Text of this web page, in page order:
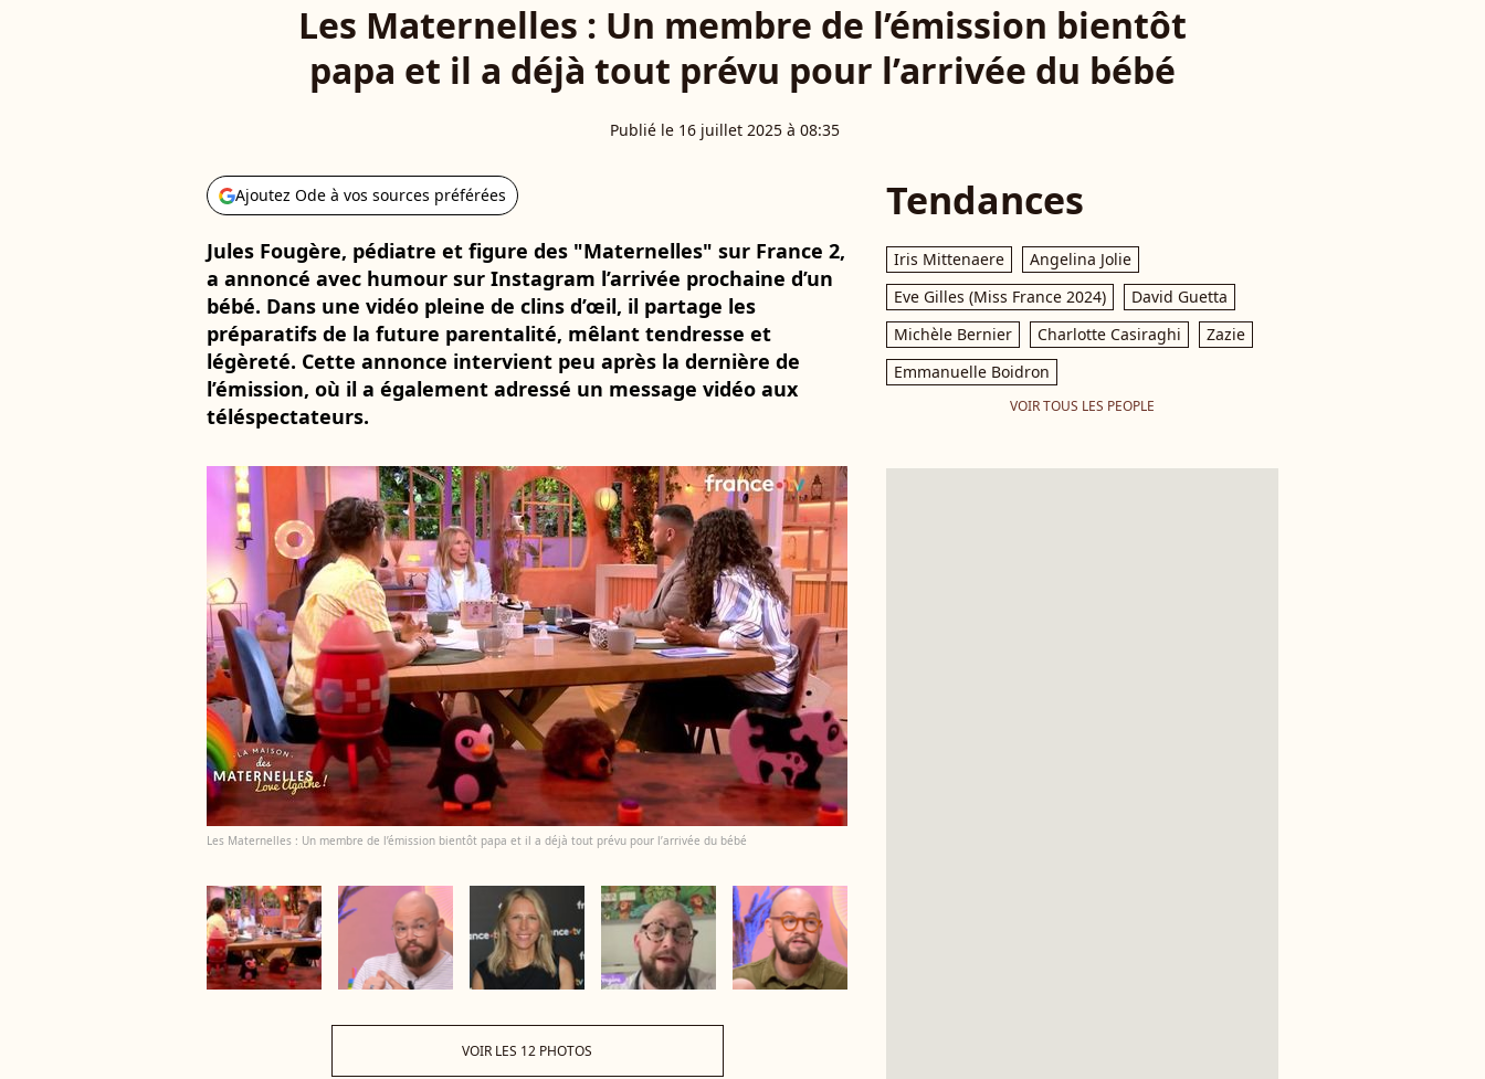
Les Maternelles : Un membre de l’émission bientôt
papa et il a déjà tout prévu pour l’arrivée du bébé
Publié le 16 juillet 2025 à 08:35
Ajoutez Ode à vos sources préférées
Jules Fougère, pédiatre et figure des "Maternelles" sur France 2,
a annoncé avec humour sur Instagram l’arrivée prochaine d’un
bébé. Dans une vidéo pleine de clins d’œil, il partage les
préparatifs de la future parentalité, mêlant tendresse et
légèreté. Cette annonce intervient peu après la dernière de
l’émission, où il a également adressé un message vidéo aux
téléspectateurs.
Les Maternelles : Un membre de l’émission bientôt papa et il a déjà tout prévu pour l’arrivée du bébé
VOIR LES 12 PHOTOS
Tendances
Iris Mittenaere
Angelina Jolie
Eve Gilles (Miss France 2024)
David Guetta
Michèle Bernier
Charlotte Casiraghi
Zazie
Emmanuelle Boidron
VOIR TOUS LES PEOPLE